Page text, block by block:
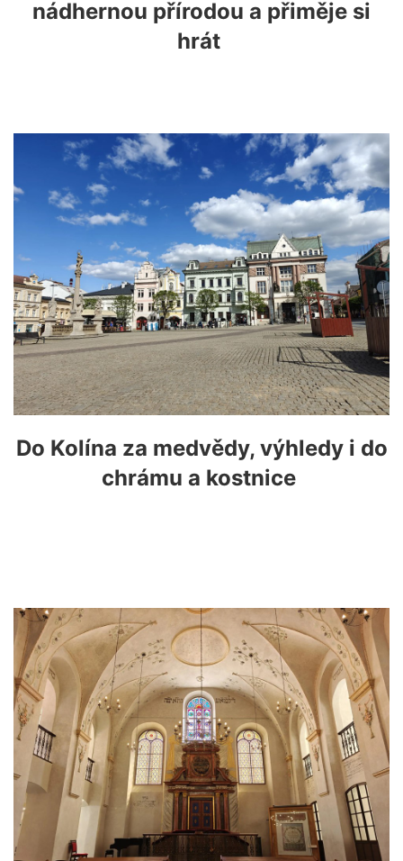
nádhernou přírodou a přiměje si
hrát
Do Kolína za medvědy, výhledy i do
chrámu a kostnice